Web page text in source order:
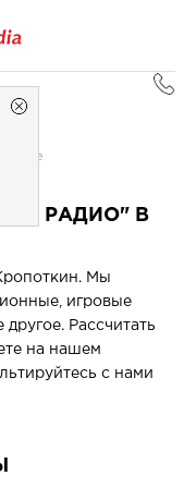
Внимательно!
Перезвоните мне
РАДИО" В
Мы
игровые
Рассчитать
на нашем
с нами